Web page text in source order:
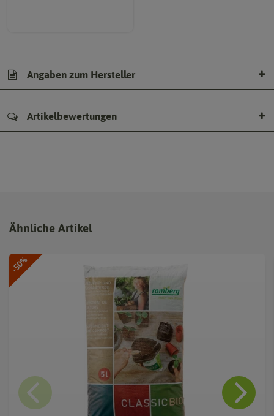
Angaben zum Hersteller
Artikelbewertungen
Ähnliche Artikel
-50%